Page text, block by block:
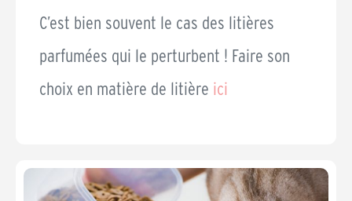
C’est bien souvent le cas des litières
parfumées qui le perturbent ! Faire son
choix en matière de litière ici